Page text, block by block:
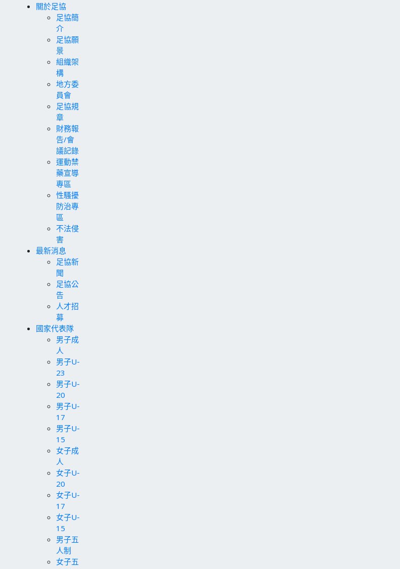
關於足協
足協簡
介
足協願
景
組織架
構
地方委
員會
足協規
章
財務報
告/會
議記錄
運動禁
藥宣導
專區
性騷擾
防治專
區
不法侵
害
最新消息
足協新
聞
足協公
告
人才招
募
國家代表隊
男子成
人
男子U-
23
男子U-
20
男子U-
17
男子U-
15
女子成
人
女子U-
20
女子U-
17
女子U-
15
男子五
人制
女子五